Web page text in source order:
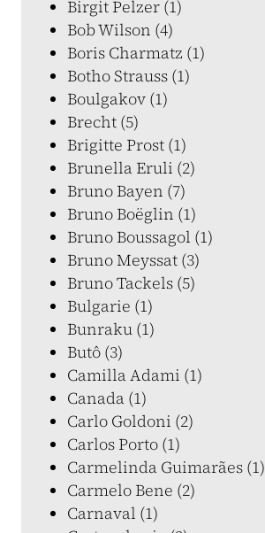
Birgit Pelzer (1)
Bob Wilson (4)
Boris Charmatz (1)
Botho Strauss (1)
Boulgakov (1)
Brecht (5)
Brigitte Prost (1)
Brunella Eruli (2)
Bruno Bayen (7)
Bruno Boëglin (1)
Bruno Boussagol (1)
Bruno Meyssat (3)
Bruno Tackels (5)
Bulgarie (1)
Bunraku (1)
Butô (3)
Camilla Adami (1)
Canada (1)
Carlo Goldoni (2)
Carlos Porto (1)
Carmelinda Guimarães (1)
Carmelo Bene (2)
Carnaval (1)